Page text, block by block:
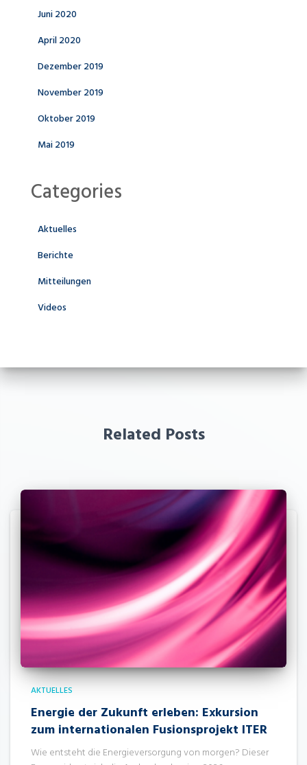
Juni 2020
April 2020
Dezember 2019
November 2019
Oktober 2019
Mai 2019
Categories
Aktuelles
Berichte
Mitteilungen
Videos
Related Posts
AKTUELLES
Energie der Zukunft erleben: Exkursion
zum internationalen Fusionsprojekt ITER
Wie entsteht die Energieversorgung von morgen? Dieser